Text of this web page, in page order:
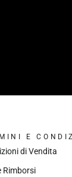
E
di Vendita
Rimborsi